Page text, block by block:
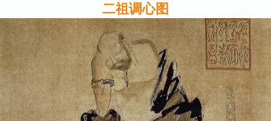
二祖调心图